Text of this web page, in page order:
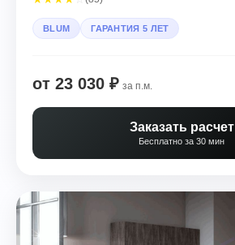
BLUM ГАРАНТИЯ 5 ЛЕТ
от 23 030 ₽ за п.м.
Заказать расчет
Бесплатно за 30 мин